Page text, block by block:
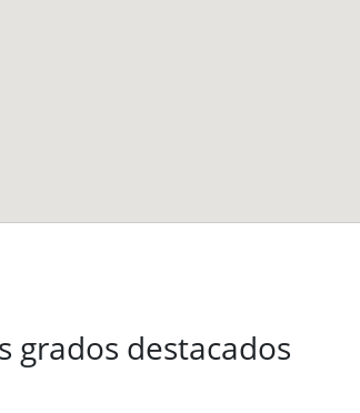
grados destacados